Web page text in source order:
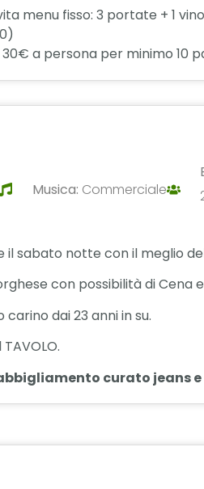
menu fisso: 3 portate + 1 vino
a persona per minimo 10
Musica: Commerciale
il sabato notte con il meglio
con possibilità di
dai 23 anni in su.
abbigliamento curato